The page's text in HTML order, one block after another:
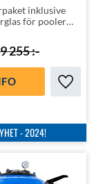
inklusive
för pooler
högsta kvalité |
9 255:-
- 2024!
Lägg